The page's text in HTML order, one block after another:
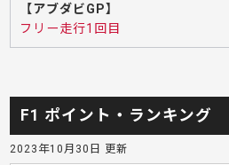
【アブダビGP】
フリー走行1回目
F1 ポイント・ランキング
2023年10月30日 更新